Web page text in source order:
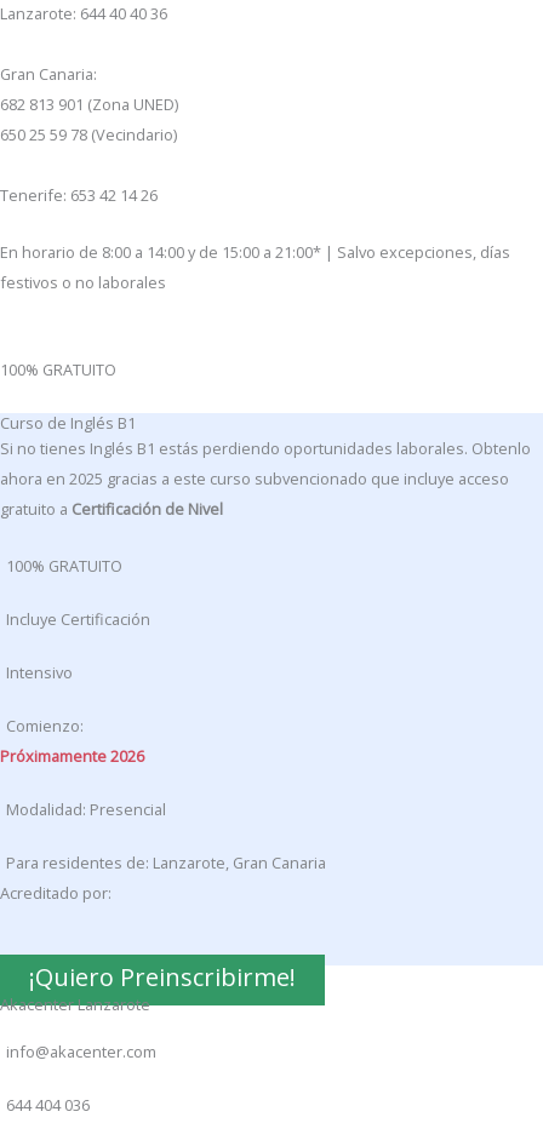
Lanzarote: 644 40 40 36
Gran Canaria:
682 813 901 (Zona UNED)
650 25 59 78 (Vecindario)
Tenerife: 653 42 14 26
En horario de 8:00 a 14:00 y de 15:00 a 21:00* | Salvo excepciones, días
festivos o no laborales
100% GRATUITO
Curso de Inglés B1
Si no tienes Inglés B1 estás perdiendo oportunidades laborales. Obtenlo
ahora en 2025 gracias a este curso subvencionado que incluye acceso
gratuito a Certificación de Nivel
100% GRATUITO
Incluye Certificación
Intensivo
Comienzo:
Próximamente 2026
Modalidad: Presencial
Para residentes de: Lanzarote, Gran Canaria
Acreditado por:
¡Quiero Preinscribirme!
Akacenter Lanzarote
info@akacenter.com
644 404 036